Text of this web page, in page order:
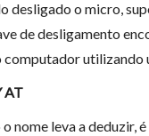
desligado o micro,
de desligamento
computador utilizando
AT
nome leva a deduzir,